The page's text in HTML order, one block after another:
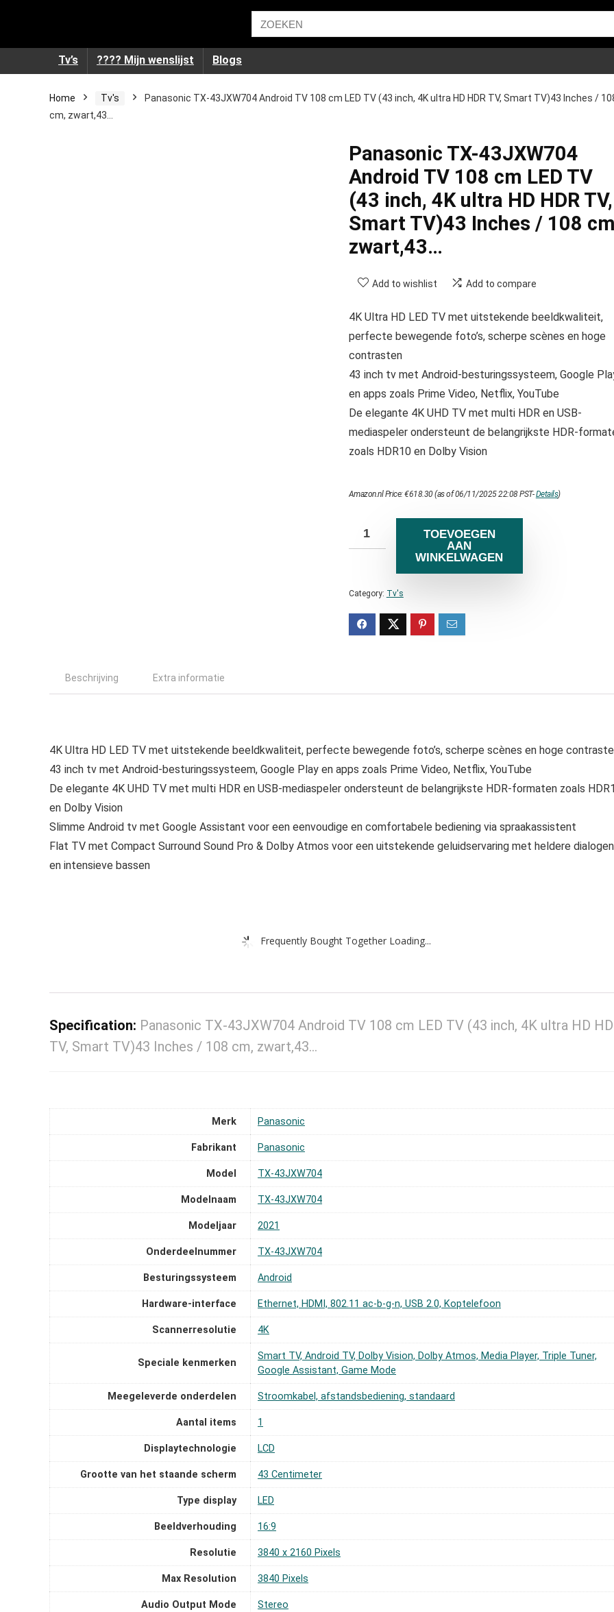
Tv’s ???? Mijn wenslijst Blogs
Home Tv's
Panasonic TX-43JXW704 Android TV 108 cm LED TV (43 inch, 4K ultra HD HDR TV, Smart TV)43 Inches /
cm, zwart,43…
Panasonic TX-43JXW704
Android TV 108 cm LED TV
(43 inch, 4K ultra HD HDR TV,
Smart TV)43 Inches / 108
zwart,43…
Add to wishlist Add to compare
4K Ultra HD LED TV met uitstekende beeldkwaliteit,
perfecte bewegende foto’s, scherpe scènes en hoge
contrasten
43 inch tv met Android-besturingssysteem, Google
en apps zoals Prime Video, Netflix, YouTube
De elegante 4K UHD TV met multi HDR en USB-
mediaspeler ondersteunt de belangrijkste HDR-
zoals HDR10 en Dolby Vision
Amazon.nl Price:€618.30(as of 06/11/2025 22:08 PST-Details)
TOEVOEGEN
AAN
WINKELWAGEN
Category: Tv's
Beschrijving Extra informatie
4K Ultra HD LED TV met uitstekende beeldkwaliteit, perfecte bewegende foto’s, scherpe scènes en hoge
43 inch tv met Android-besturingssysteem, Google Play en apps zoals Prime Video, Netflix, YouTube
De elegante 4K UHD TV met multi HDR en USB-mediaspeler ondersteunt de belangrijkste HDR-formaten zoals
en Dolby Vision
Slimme Android tv met Google Assistant voor een eenvoudige en comfortabele bediening via spraakassistent
Flat TV met Compact Surround Sound Pro & Dolby Atmos voor een uitstekende geluidservaring met heldere dialogen
en intensieve bassen
Frequently Bought Together Loading...
Specification: Panasonic TX-43JXW704 Android TV 108 cm LED TV (43 inch, 4K ultra HD
TV, Smart TV)43 Inches / 108 cm, zwart,43…
Merk ‎Panasonic
Fabrikant ‎Panasonic
Model ‎TX-43JXW704
Modelnaam ‎TX-43JXW704
Modeljaar ‎2021
Onderdeelnummer ‎TX-43JXW704
Besturingssysteem ‎Android
Hardware-interface ‎Ethernet, HDMI, 802.11 ac-b-g-n, USB 2.0, Koptelefoon
Scannerresolutie ‎4K
Speciale kenmerken
‎Smart TV, Android TV, Dolby Vision, Dolby Atmos, Media Player, Triple Tuner,
Google Assistant, Game Mode
Meegeleverde onderdelen ‎Stroomkabel, afstandsbediening, standaard
Aantal items ‎1
Displaytechnologie ‎LCD
Grootte van het staande scherm ‎43 Centimeter
Type display ‎LED
Beeldverhouding ‎16:9
Resolutie ‎3840 x 2160 Pixels
Max Resolution ‎3840 Pixels
Audio Output Mode ‎Stereo